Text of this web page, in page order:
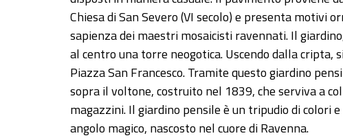
Chiesa di San Severo (VI secolo) e presenta motivi
sapienza dei maestri mosaicisti ravennati. Il
al centro una torre neogotica. Uscendo dalla cripta,
Piazza San Francesco. Tramite questo giardino
sopra il voltone, costruito nel 1839, che serviva a
magazzini. Il giardino pensile è un tripudio di
angolo magico, nascosto nel cuore di Ravenna.